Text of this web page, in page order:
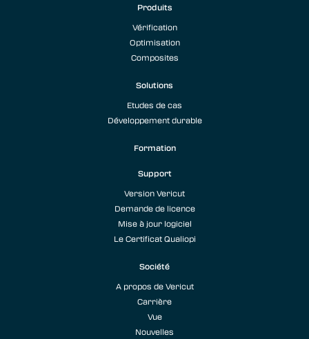
Produits
Vérification
Optimisation
Composites
Solutions
Etudes de cas
Développement durable
Formation
Support
Version Vericut
Demande de licence
Mise à jour logiciel
Le Certificat Qualiopi
Société
A propos de Vericut
Carrière
Vue
Nouvelles